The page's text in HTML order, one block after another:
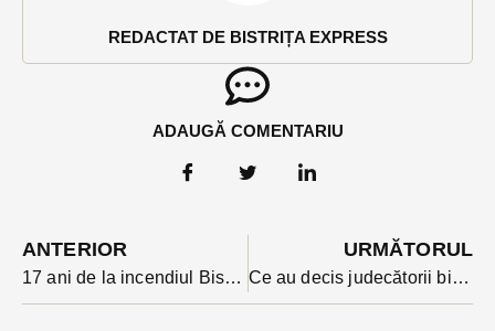
REDACTAT DE BISTRIȚA EXPRESS
ADAUGĂ COMENTARIU
ANTERIOR
17 ani de la incendiul Bisericii Evanghelice: comunitatea bistrițeană este invitată la o rugăciune ecumenică
URMĂTORUL
Ce au decis judecătorii bistrițeni într-un caz în care branduri celebre precum Yves Saint Laurent sau Versace au cerut despăgubiri?